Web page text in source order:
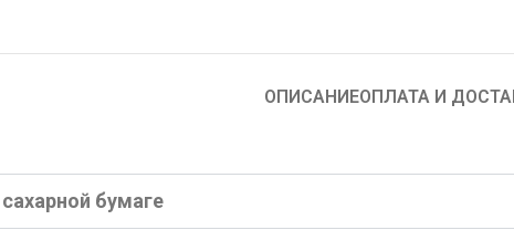
ОПИСАНИЕОПЛАТА И
бумаге